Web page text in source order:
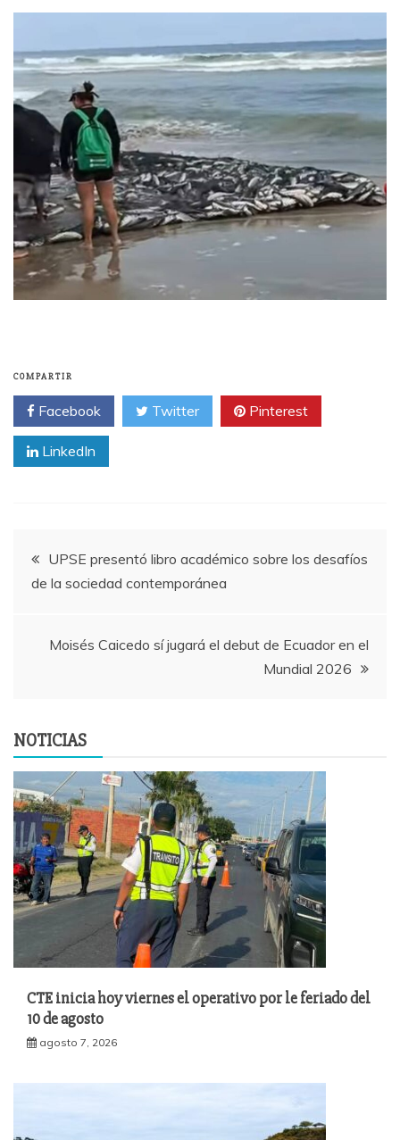
COMPARTIR
Facebook Twitter Pinterest
LinkedIn
Navegación
de
entradas
UPSE presentó libro académico sobre los desafíos
de la sociedad contemporánea
Moisés Caicedo sí jugará el debut de Ecuador en el
Mundial 2026
NOTICIAS
CTE inicia hoy viernes el operativo por le feriado del
10 de agosto
agosto 7, 2026